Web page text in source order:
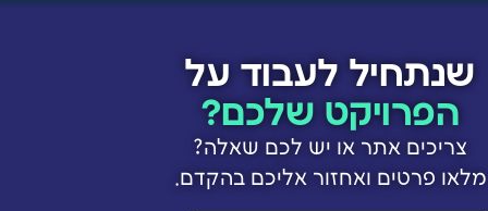
שנתחיל לעבוד על
הפרויקט שלכם?
צריכים אתר או יש לכם שאלה?
מלאו פרטים ואחזור אליכם בהקדם.